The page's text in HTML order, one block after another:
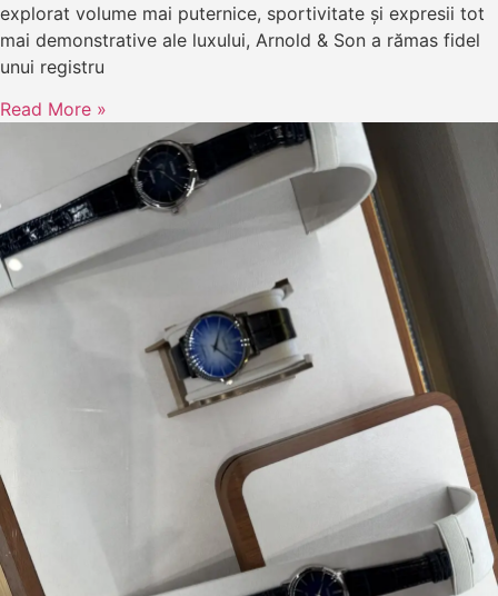
explorat volume mai puternice, sportivitate și expresii tot
mai demonstrative ale luxului, Arnold & Son a rămas fidel
unui registru
Read More »